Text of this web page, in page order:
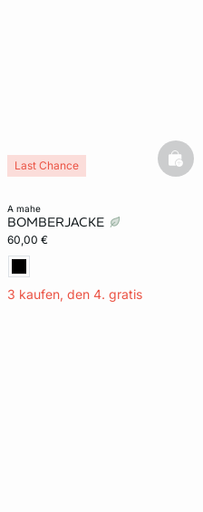
a mahe
BOMBERJACKE
60,00 €
3 kaufen, den 4. gratis
Last Chance